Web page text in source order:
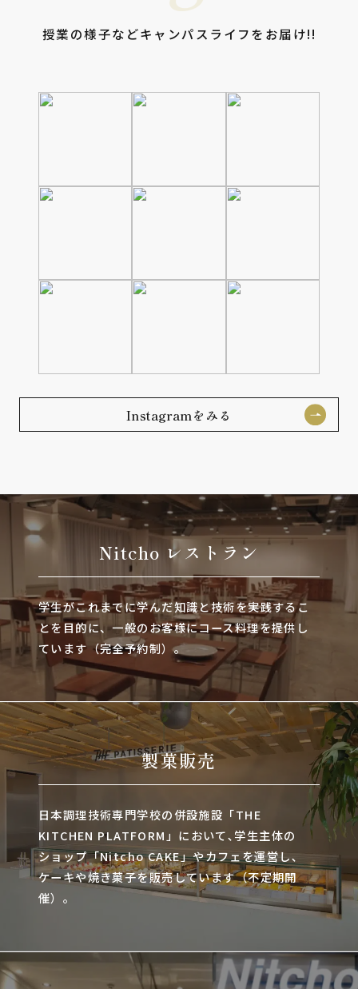
授業の様子などキャンパスライフをお届け!!
Instagramをみる
Nitcho レストラン
学生がこれまでに学んだ知識と技術を実践するこ
とを目的に、一般のお客様にコース料理を提供し
ています（完全予約制）。
製菓販売
日本調理技術専門学校の併設施設「THE
KITCHEN PLATFORM」において､学生主体の
ショップ「Nitcho CAKE」やカフェを運営し､
ケーキや焼き菓子を販売しています（不定期開
催）。